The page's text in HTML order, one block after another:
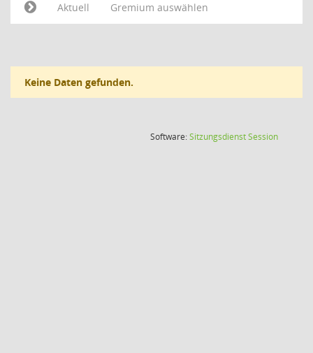
Aktuell
Gremium auswählen
Keine Daten gefunden.
Software:SitzungsdienstSession(Wird in